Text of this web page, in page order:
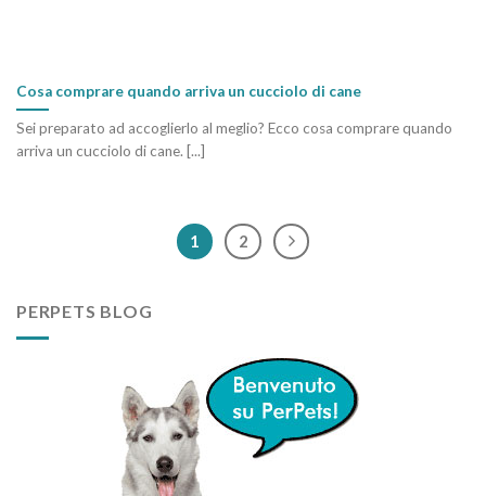
Cosa comprare quando arriva un cucciolo di cane
Sei preparato ad accoglierlo al meglio? Ecco cosa comprare quando
arriva un cucciolo di cane. [...]
1 2
PERPETS BLOG